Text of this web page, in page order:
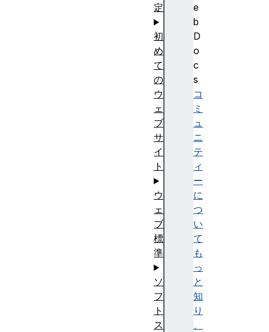
e
b
D
o
c
s
コ
ミ
ュ
ニ
テ
ィ
ー
に
つ
い
て
も
っ
と
知
り
、
定
初
め
て
の
ウ
ェ
ブ
サ
イ
ト
ウ
ェ
ブ
標
準
ソ
フ
ト
ス